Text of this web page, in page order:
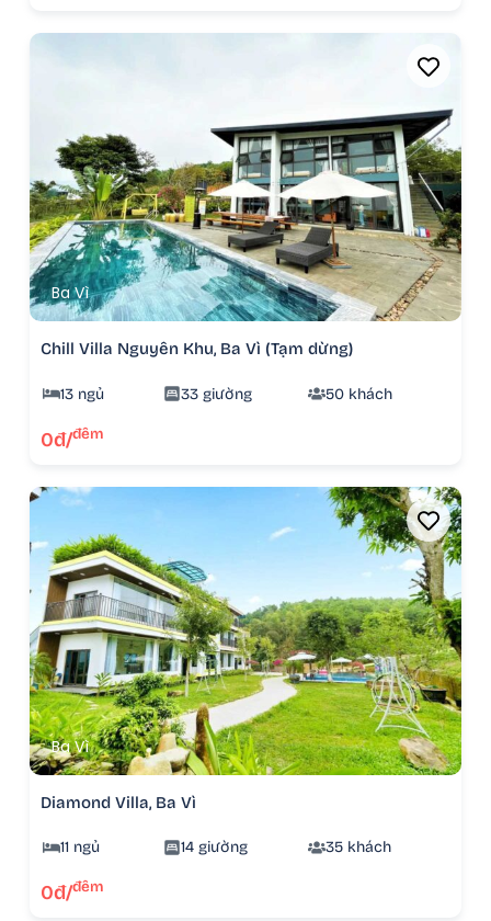
Ba Vì
Chill Villa Nguyên Khu, Ba Vì (Tạm dừng)
13 ngủ 33 giường 50 khách
0đ/đêm
Ba Vì
Diamond Villa, Ba Vì
11 ngủ 14 giường 35 khách
0đ/đêm